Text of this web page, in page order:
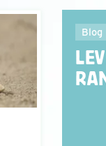
Blog